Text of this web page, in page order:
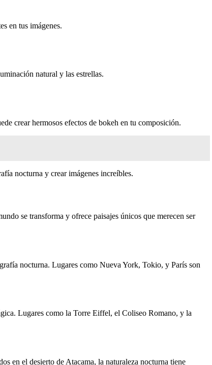
en tus imágenes.
natural y las estrellas.
crear hermosos efectos de bokeh en tu composición.
nocturna y crear imágenes increíbles.
se transforma y ofrece paisajes únicos que merecen ser
nocturna. Lugares como Nueva York, Tokio, y París son
Lugares como la Torre Eiffel, el Coliseo Romano, y la
en el desierto de Atacama, la naturaleza nocturna tiene